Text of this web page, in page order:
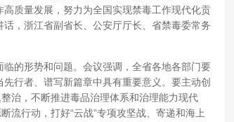
质量发展，努力为全国实现禁毒工作现代化贡
，浙江省副省长、公安厅厅长、省禁毒委常务
的形势和问题。会议强调，全省各地各部门要
行者、谱写新篇章中具有重要意义。要主动创
治，不断推进毒品治理体系和治理能力现代
流行动，打好“云战”专项攻坚战、寄递和海上